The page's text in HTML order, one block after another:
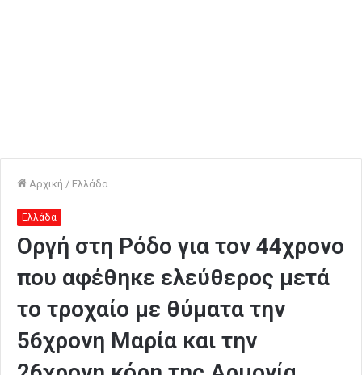
Αρχική / Ελλάδα
Ελλάδα
Οργή στη Ρόδο για τον 44χρονο
που αφέθηκε ελεύθερος μετά
το τροχαίο με θύματα την
56χρονη Μαρία και την